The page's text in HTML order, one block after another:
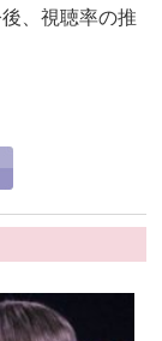
、視聴率の推